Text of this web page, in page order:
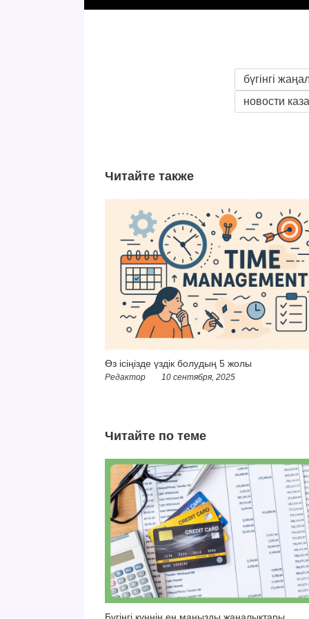
бүгінгі
новости
Читайте также
Өз ісіңізде үздік болудың 5 жолы
Редактор 10 сентября, 2025
Читайте по теме